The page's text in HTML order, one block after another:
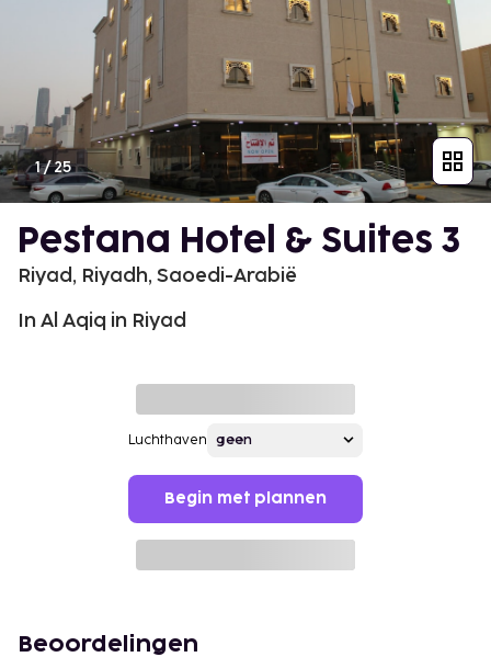
1/25
Pestana Hotel & Suites 3
Riyad, Riyadh, Saoedi-Arabië
In Al Aqiq in Riyad
Luchthaven
Begin met plannen
Beoordelingen